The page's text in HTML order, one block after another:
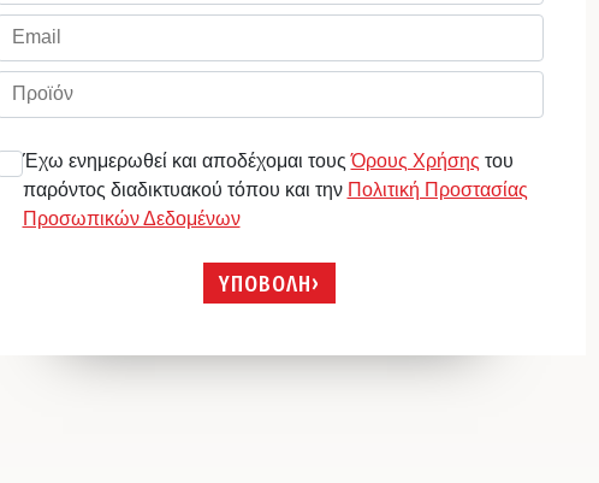
Έχω ενημερωθεί και αποδέχομαι τουςΌρους Χρήσης του
παρόντος διαδικτυακού τόπου και την Πολιτική Προστασίας
Προσωπικών Δεδομένων
ΥΠΟΒΟΛΗ